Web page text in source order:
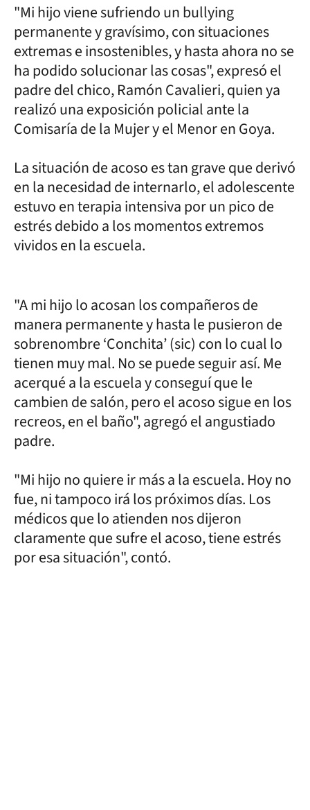
"Mi hijo viene sufriendo un bullying
permanente y gravísimo, con situaciones
extremas e insostenibles, y hasta ahora no se
ha podido solucionar las cosas", expresó el
padre del chico, Ramón Cavalieri, quien ya
realizó una exposición policial ante la
Comisaría de la Mujer y el Menor en Goya.
La situación de acoso es tan grave que derivó
en la necesidad de internarlo, el adolescente
estuvo en terapia intensiva por un pico de
estrés debido a los momentos extremos
vividos en la escuela.
"A mi hijo lo acosan los compañeros de
manera permanente y hasta le pusieron de
sobrenombre ‘Conchita’ (sic) con lo cual lo
tienen muy mal. No se puede seguir así. Me
acerqué a la escuela y conseguí que le
cambien de salón, pero el acoso sigue en los
recreos, en el baño", agregó el angustiado
padre.
"Mi hijo no quiere ir más a la escuela. Hoy no
fue, ni tampoco irá los próximos días. Los
médicos que lo atienden nos dijeron
claramente que sufre el acoso, tiene estrés
por esa situación", contó.